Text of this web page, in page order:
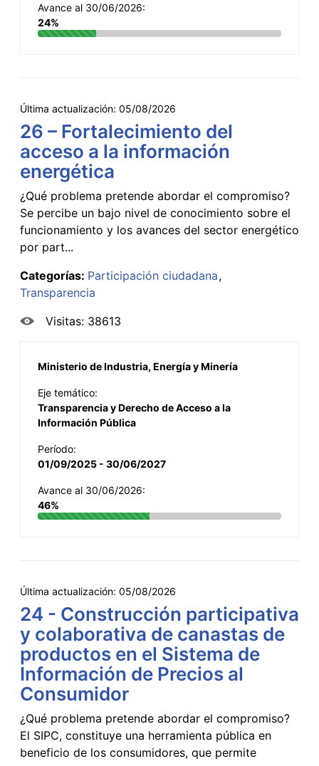
Avance al 30/06/2026:
24%
Última actualización: 05/08/2026
26 – Fortalecimiento del
acceso a la información
energética
¿Qué problema pretende abordar el compromiso?
Se percibe un bajo nivel de conocimiento sobre el
funcionamiento y los avances del sector energético
por part...
Categorías: Participación ciudadana
Transparencia
Visitas: 38613
Ministerio de Industria, Energía y Minería
Eje temático:
Transparencia y Derecho de Acceso a la
Información Pública
Período:
01/09/2025 - 30/06/2027
Avance al 30/06/2026:
46%
Última actualización: 05/08/2026
24 - Construcción participativa
y colaborativa de canastas de
productos en el Sistema de
Información de Precios al
Consumidor
¿Qué problema pretende abordar el compromiso?
El SIPC, constituye una herramienta pública en
beneficio de los consumidores, que permite